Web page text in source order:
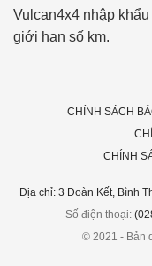
Vulcan4x4 nhập
giới hạn số km.
CHÍNH SÁCH
CHÍNH
Địa chỉ: 3 Đoàn Kết, Bình
Số điện thoại:
© 2021 - Bản